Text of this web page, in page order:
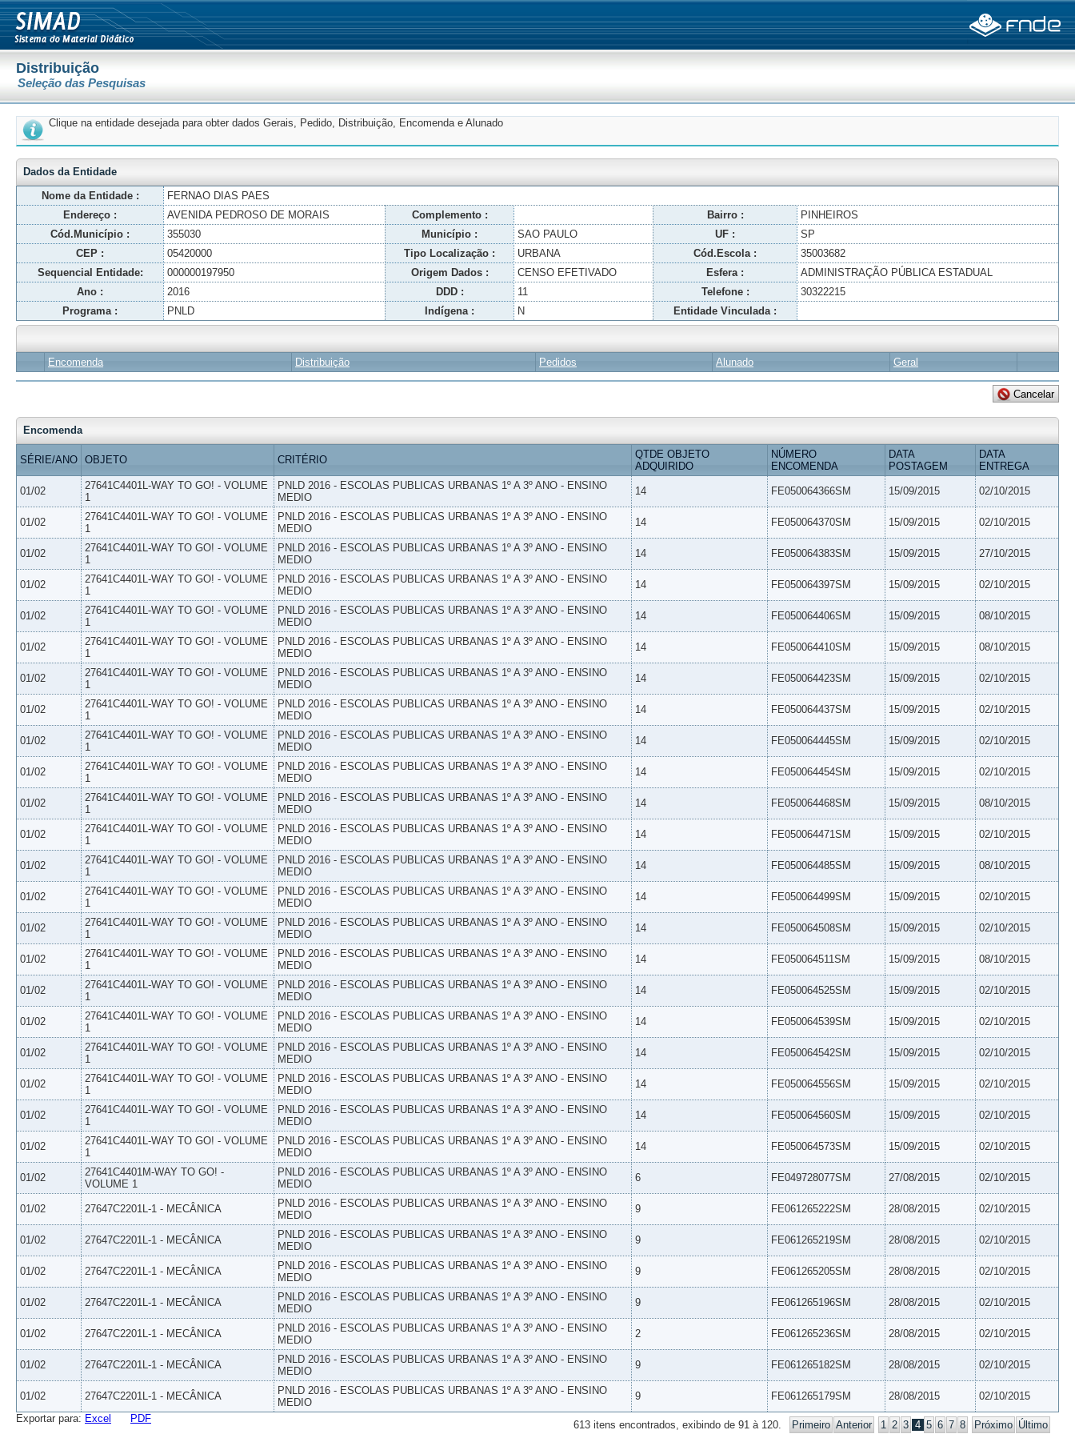
Distribuição
Seleção das Pesquisas
Clique na entidade desejada para obter dados Gerais, Pedido, Distribuição, Encomenda e Alunado
Dados da Entidade
Nome da Entidade :
FERNAO DIAS PAES
Endereço :
AVENIDA PEDROSO DE MORAIS Complemento : Bairro :
PINHEIROS
Cód.Município :
355030 Município : SAO PAULO UF :
SP
CEP :
05420000 Tipo Localização : URBANA Cód.Escola :
35003682
Sequencial Entidade:
000000197950 Origem Dados : CENSO EFETIVADO Esfera :
ADMINISTRAÇÃO PÚBLICA ESTADUAL
Ano :
2016 DDD : 11 Telefone :
30322215
Programa :
PNLD Indígena : N Entidade Vinculada :
Encomenda Distribuição Pedidos Alunado Geral
Encomenda
SÉRIE/ANO OBJETO CRITÉRIO
QTDE OBJETO
ADQUIRIDO
NÚMERO
ENCOMENDA
DATA
POSTAGEM
DATA
ENTREGA
01/02
27641C4401L-WAY TO GO! - VOLUME
1
PNLD 2016 - ESCOLAS PUBLICAS URBANAS 1º A 3º ANO - ENSINO
MEDIO
14 FE050064366SM 15/09/2015 02/10/2015
01/02
27641C4401L-WAY TO GO! - VOLUME
1
PNLD 2016 - ESCOLAS PUBLICAS URBANAS 1º A 3º ANO - ENSINO
MEDIO
14 FE050064370SM 15/09/2015 02/10/2015
01/02
27641C4401L-WAY TO GO! - VOLUME
1
PNLD 2016 - ESCOLAS PUBLICAS URBANAS 1º A 3º ANO - ENSINO
MEDIO
14 FE050064383SM 15/09/2015 27/10/2015
01/02
27641C4401L-WAY TO GO! - VOLUME
1
PNLD 2016 - ESCOLAS PUBLICAS URBANAS 1º A 3º ANO - ENSINO
MEDIO
14 FE050064397SM 15/09/2015 02/10/2015
01/02
27641C4401L-WAY TO GO! - VOLUME
1
PNLD 2016 - ESCOLAS PUBLICAS URBANAS 1º A 3º ANO - ENSINO
MEDIO
14 FE050064406SM 15/09/2015 08/10/2015
01/02
27641C4401L-WAY TO GO! - VOLUME
1
PNLD 2016 - ESCOLAS PUBLICAS URBANAS 1º A 3º ANO - ENSINO
MEDIO
14 FE050064410SM 15/09/2015 08/10/2015
01/02
27641C4401L-WAY TO GO! - VOLUME
1
PNLD 2016 - ESCOLAS PUBLICAS URBANAS 1º A 3º ANO - ENSINO
MEDIO
14 FE050064423SM 15/09/2015 02/10/2015
01/02
27641C4401L-WAY TO GO! - VOLUME
1
PNLD 2016 - ESCOLAS PUBLICAS URBANAS 1º A 3º ANO - ENSINO
MEDIO
14 FE050064437SM 15/09/2015 02/10/2015
01/02
27641C4401L-WAY TO GO! - VOLUME
1
PNLD 2016 - ESCOLAS PUBLICAS URBANAS 1º A 3º ANO - ENSINO
MEDIO
14 FE050064445SM 15/09/2015 02/10/2015
01/02
27641C4401L-WAY TO GO! - VOLUME
1
PNLD 2016 - ESCOLAS PUBLICAS URBANAS 1º A 3º ANO - ENSINO
MEDIO
14 FE050064454SM 15/09/2015 02/10/2015
01/02
27641C4401L-WAY TO GO! - VOLUME
1
PNLD 2016 - ESCOLAS PUBLICAS URBANAS 1º A 3º ANO - ENSINO
MEDIO
14 FE050064468SM 15/09/2015 08/10/2015
01/02
27641C4401L-WAY TO GO! - VOLUME
1
PNLD 2016 - ESCOLAS PUBLICAS URBANAS 1º A 3º ANO - ENSINO
MEDIO
14 FE050064471SM 15/09/2015 02/10/2015
01/02
27641C4401L-WAY TO GO! - VOLUME
1
PNLD 2016 - ESCOLAS PUBLICAS URBANAS 1º A 3º ANO - ENSINO
MEDIO
14 FE050064485SM 15/09/2015 08/10/2015
01/02
27641C4401L-WAY TO GO! - VOLUME
1
PNLD 2016 - ESCOLAS PUBLICAS URBANAS 1º A 3º ANO - ENSINO
MEDIO
14 FE050064499SM 15/09/2015 02/10/2015
01/02
27641C4401L-WAY TO GO! - VOLUME
1
PNLD 2016 - ESCOLAS PUBLICAS URBANAS 1º A 3º ANO - ENSINO
MEDIO
14 FE050064508SM 15/09/2015 02/10/2015
01/02
27641C4401L-WAY TO GO! - VOLUME
1
PNLD 2016 - ESCOLAS PUBLICAS URBANAS 1º A 3º ANO - ENSINO
MEDIO
14 FE050064511SM 15/09/2015 08/10/2015
01/02
27641C4401L-WAY TO GO! - VOLUME
1
PNLD 2016 - ESCOLAS PUBLICAS URBANAS 1º A 3º ANO - ENSINO
MEDIO
14 FE050064525SM 15/09/2015 02/10/2015
01/02
27641C4401L-WAY TO GO! - VOLUME
1
PNLD 2016 - ESCOLAS PUBLICAS URBANAS 1º A 3º ANO - ENSINO
MEDIO
14 FE050064539SM 15/09/2015 02/10/2015
01/02
27641C4401L-WAY TO GO! - VOLUME
1
PNLD 2016 - ESCOLAS PUBLICAS URBANAS 1º A 3º ANO - ENSINO
MEDIO
14 FE050064542SM 15/09/2015 02/10/2015
01/02
27641C4401L-WAY TO GO! - VOLUME
1
PNLD 2016 - ESCOLAS PUBLICAS URBANAS 1º A 3º ANO - ENSINO
MEDIO
14 FE050064556SM 15/09/2015 02/10/2015
01/02
27641C4401L-WAY TO GO! - VOLUME
1
PNLD 2016 - ESCOLAS PUBLICAS URBANAS 1º A 3º ANO - ENSINO
MEDIO
14 FE050064560SM 15/09/2015 02/10/2015
01/02
27641C4401L-WAY TO GO! - VOLUME
1
PNLD 2016 - ESCOLAS PUBLICAS URBANAS 1º A 3º ANO - ENSINO
MEDIO
14 FE050064573SM 15/09/2015 02/10/2015
01/02
27641C4401M-WAY TO GO! -
VOLUME 1
PNLD 2016 - ESCOLAS PUBLICAS URBANAS 1º A 3º ANO - ENSINO
MEDIO
6 FE049728077SM 27/08/2015 02/10/2015
01/02 27647C2201L-1 - MECÂNICA
PNLD 2016 - ESCOLAS PUBLICAS URBANAS 1º A 3º ANO - ENSINO
MEDIO
9 FE061265222SM 28/08/2015 02/10/2015
01/02 27647C2201L-1 - MECÂNICA
PNLD 2016 - ESCOLAS PUBLICAS URBANAS 1º A 3º ANO - ENSINO
MEDIO
9 FE061265219SM 28/08/2015 02/10/2015
01/02 27647C2201L-1 - MECÂNICA
PNLD 2016 - ESCOLAS PUBLICAS URBANAS 1º A 3º ANO - ENSINO
MEDIO
9 FE061265205SM 28/08/2015 02/10/2015
01/02 27647C2201L-1 - MECÂNICA
PNLD 2016 - ESCOLAS PUBLICAS URBANAS 1º A 3º ANO - ENSINO
MEDIO
9 FE061265196SM 28/08/2015 02/10/2015
01/02 27647C2201L-1 - MECÂNICA
PNLD 2016 - ESCOLAS PUBLICAS URBANAS 1º A 3º ANO - ENSINO
MEDIO
2 FE061265236SM 28/08/2015 02/10/2015
01/02 27647C2201L-1 - MECÂNICA
PNLD 2016 - ESCOLAS PUBLICAS URBANAS 1º A 3º ANO - ENSINO
MEDIO
9 FE061265182SM 28/08/2015 02/10/2015
01/02 27647C2201L-1 - MECÂNICA
PNLD 2016 - ESCOLAS PUBLICAS URBANAS 1º A 3º ANO - ENSINO
MEDIO
9 FE061265179SM 28/08/2015 02/10/2015
613 itens encontrados, exibindo de 91 à 120. Primeiro Anterior 1 2 3 4 5 6 7 8 Próximo Último
Exportar para: Excel PDF